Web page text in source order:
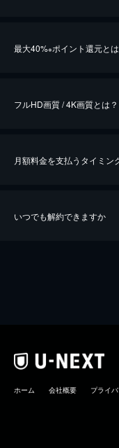
最大40%※ポイント還元と
※40％ポイント還元の対象は、
フルHD画質 / 4K画質とは？
月額料金を支払うタイミン
いつでも解約できますか
ホーム 会社概要 プライ